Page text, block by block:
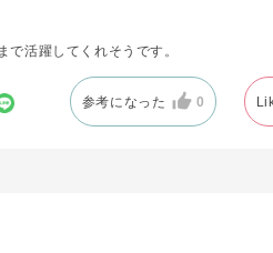
活躍してくれそうです。
参考になった 0